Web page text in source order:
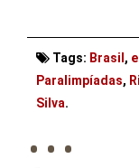
Tags: Brasil ,
Paralimpíadas,
Silva.
. . .